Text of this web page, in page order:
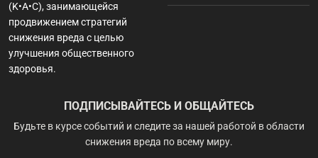
(K•A•C), занимающейся
продвижением стратегий
снижения вреда с целью
улучшения общественного
здоровья.
ПОДПИСЫВАЙТЕСЬ И ОБЩАЙТЕСЬ
Будьте в курсе событий и следите за нашей работой в области
снижения вреда по всему миру.